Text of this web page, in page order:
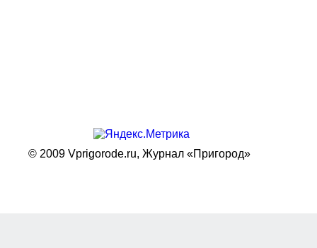
© 2009 Vprigorode.ru, Журнал «Пригород»